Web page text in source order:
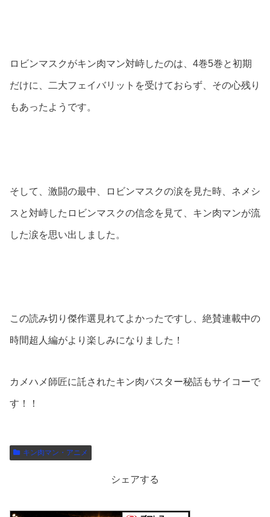
ロビンマスクがキン肉マン対峙したのは、4巻5巻と初期
だけに、二大フェイバリットを受けておらず、その心残り
もあったようです。
そして、激闘の最中、ロビンマスクの涙を見た時、ネメシ
スと対峙したロビンマスクの信念を見て、キン肉マンが流
した涙を思い出しました。
この読み切り傑作選見れてよかったですし、絶賛連載中の
時間超人編がより楽しみになりました！
カメハメ師匠に託されたキン肉バスター秘話もサイコーで
す！！
キン肉マン・アニメ
シェアする